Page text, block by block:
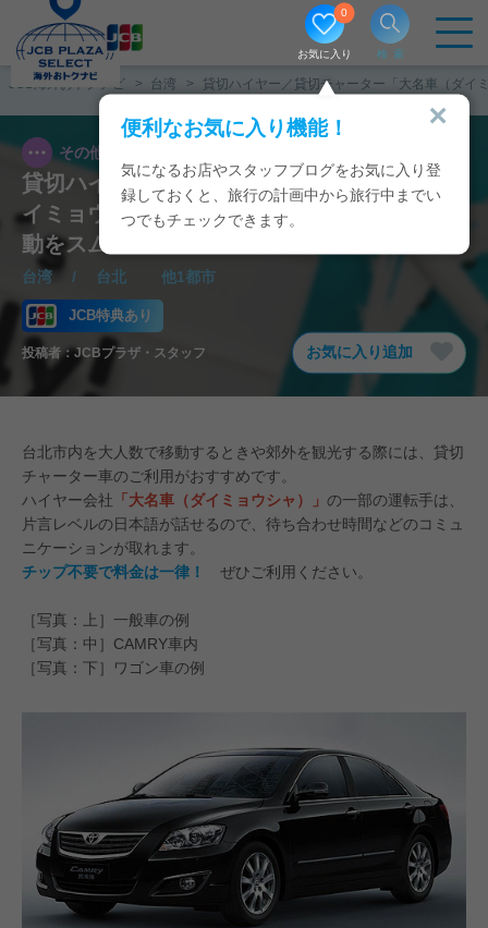
お気に入り
0
便利なお気に入り機能！
気になるお店やスタッフブログをお気に入り登
録しておくと、旅行の計画中から旅行中までい
つでもチェックできます。
検索
JCB海外おトクナビ 台湾 貸切ハイヤー／貸切チャーター「大名車（ダイ
その他
貸切ハイヤー／貸切チャーター「大名車（ダ
イミョウシャ）」で台北、桃園、九分での移
動をスムーズに！
台湾 / 台北 他1都市
JCB特典あり
投稿者： JCBプラザ・スタッフ お気に入り追加
台北市内を大人数で移動するときや郊外を観光する際には、貸切
チャーター車のご利用がおすすめです。
ハイヤー会社 「大名車（ダイミョウシャ）」 の一部の運転手は、
片言レベルの日本語が話せるので、待ち合わせ時間などのコミュ
ニケーションが取れます。
チップ不要で料金は一律！
ぜひご利用ください。
［写真：上］一般車の例
［写真：中］CAMRY車内
［写真：下］ワゴン車の例